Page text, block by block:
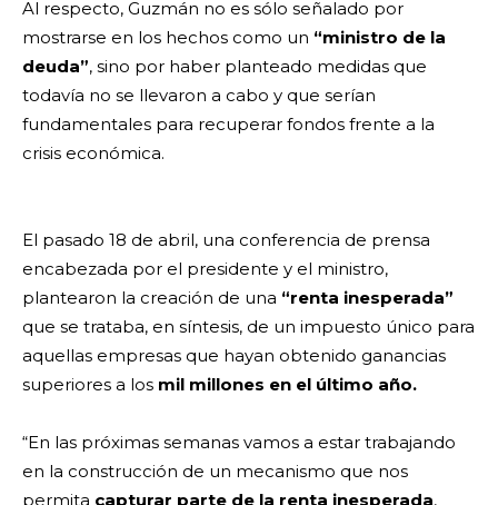
Al respecto, Guzmán no es sólo señalado por
mostrarse en los hechos como un “ministro de la
deuda”, sino por haber planteado medidas que
todavía no se llevaron a cabo y que serían
fundamentales para recuperar fondos frente a la
crisis económica.
El pasado 18 de abril, una conferencia de prensa
encabezada por el presidente y el ministro,
plantearon la creación de una “renta inesperada”
que se trataba, en síntesis, de un impuesto único para
aquellas empresas que hayan obtenido ganancias
superiores a los mil millones en el último año.
“En las próximas semanas vamos a estar trabajando
en la construcción de un mecanismo que nos
permita capturar parte de la renta inesperada,